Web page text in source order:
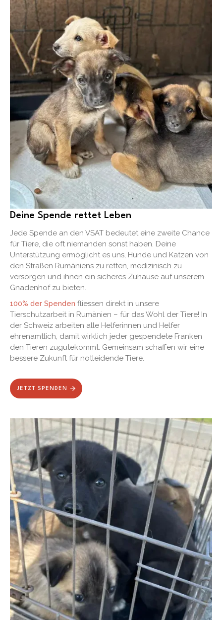
Deine Spende rettet Leben
Jede Spende an den VSAT bedeutet eine zweite Chance
für Tiere, die oft niemanden sonst haben. Deine
Unterstützung ermöglicht es uns, Hunde und Katzen von
den Straßen Rumäniens zu retten, medizinisch zu
versorgen und ihnen ein sicheres Zuhause auf unserem
Gnadenhof zu bieten.
100% der Spenden fliessen direkt in unsere
Tierschutzarbeit in Rumänien – für das Wohl der Tiere! In
der Schweiz arbeiten alle Helferinnen und Helfer
ehrenamtlich, damit wirklich jeder gespendete Franken
den Tieren zugutekommt. Gemeinsam schaffen wir eine
bessere Zukunft für notleidende Tiere.
JETZT SPENDEN